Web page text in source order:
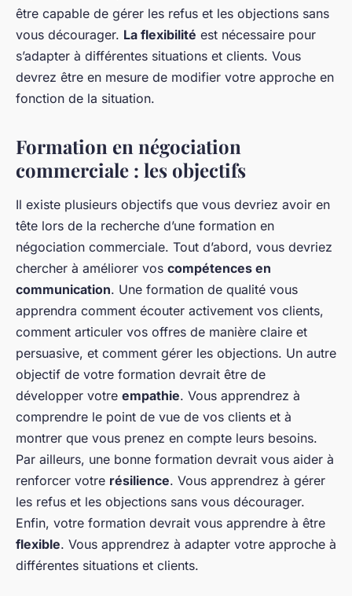
être capable de gérer les refus et les objections sans
vous décourager. La flexibilité est nécessaire pour
s’adapter à différentes situations et clients. Vous
devrez être en mesure de modifier votre approche en
fonction de la situation.
Formation en négociation
commerciale : les objectifs
Il existe plusieurs objectifs que vous devriez avoir en
tête lors de la recherche d’une formation en
négociation commerciale. Tout d’abord, vous devriez
chercher à améliorer vos compétences en
communication. Une formation de qualité vous
apprendra comment écouter activement vos clients,
comment articuler vos offres de manière claire et
persuasive, et comment gérer les objections. Un autre
objectif de votre formation devrait être de
développer votre empathie. Vous apprendrez à
comprendre le point de vue de vos clients et à
montrer que vous prenez en compte leurs besoins.
Par ailleurs, une bonne formation devrait vous aider à
renforcer votre résilience. Vous apprendrez à gérer
les refus et les objections sans vous décourager.
Enfin, votre formation devrait vous apprendre à être
flexible. Vous apprendrez à adapter votre approche à
différentes situations et clients.